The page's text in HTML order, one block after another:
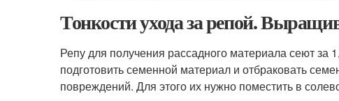
Тонкости ухода за репой.
Репу для получения рассадного материала сеют
подготовить семенной материал и отбраковать
повреждений. Для этого их нужно поместить в